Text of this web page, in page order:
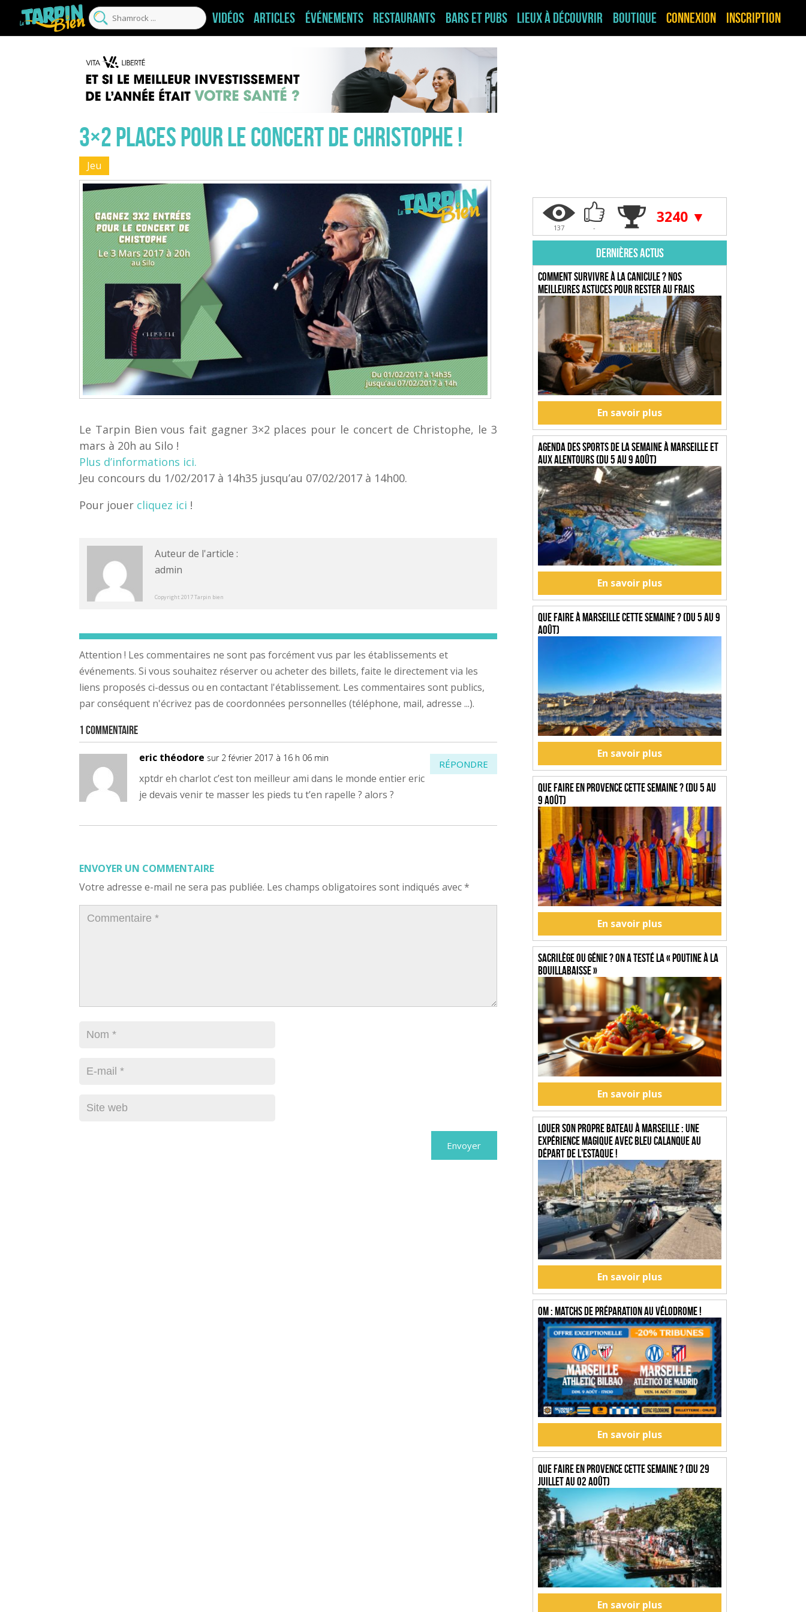
Vidéos Articles Événements Restaurants Bars et pubs Lieux à découvrir Boutique Connexion Inscription
3×2 places pour le concert de Christophe !
Jeu
Le Tarpin Bien vous fait gagner 3×2 places pour le concert de Christophe, le 3
mars à 20h au Silo !
Plus d’informations ici.
Jeu concours du 1/02/2017 à 14h35 jusqu’au 07/02/2017 à 14h00.
Pour jouer cliquez ici !
Auteur de l'article :
admin
Copyright 2017 Tarpin bien
Attention ! Les commentaires ne sont pas forcément vus par les établissements et
événements. Si vous souhaitez réserver ou acheter des billets, faite le directement via les
liens proposés ci-dessus ou en contactant l'établissement. Les commentaires sont publics,
par conséquent n'écrivez pas de coordonnées personnelles (téléphone, mail, adresse ...).
1 Commentaire
eric théodore sur 2 février 2017 à 16 h 06 min
xptdr eh charlot c’est ton meilleur ami dans le monde entier eric
je devais venir te masser les pieds tu t’en rapelle ? alors ?
RÉPONDRE
ENVOYER UN COMMENTAIRE
Votre adresse e-mail ne sera pas publiée. Les champs obligatoires sont indiqués avec*
137 -
3240 ▼
Dernières actus
Comment survivre à la canicule ? Nos
meilleures astuces pour rester au frais
En savoir plus
Agenda des sports de la semaine à Marseille et
aux alentours (du 5 au 9 août)
En savoir plus
Que faire à Marseille cette semaine ? (du 5 au 9
août)
En savoir plus
Que faire en Provence cette semaine ? (du 5 au
9 août)
En savoir plus
SACRILÈGE OU GÉNIE ? On a testé la « Poutine à la
Bouillabaisse »
En savoir plus
Louer son propre bateau à Marseille : une
expérience magique avec Bleu Calanque au
départ de l'Estaque !
En savoir plus
OM : Matchs de préparation au Vélodrome !
En savoir plus
Que faire en Provence cette semaine ? (du 29
juillet au 02 août)
En savoir plus